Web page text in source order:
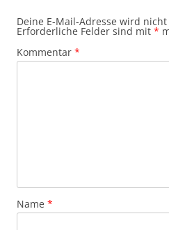
Deine E-Mail-Adresse wird
Erforderliche Felder sind mit *
Kommentar *
Name *